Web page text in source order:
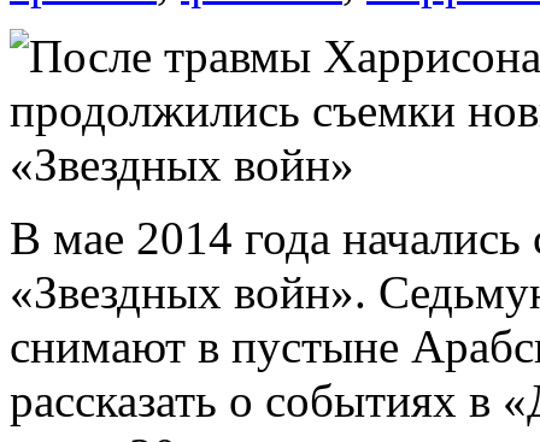
В мае 2014 года
«Звездных войн».
снимают в пустыне
рассказать о событиях в